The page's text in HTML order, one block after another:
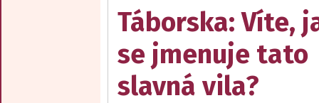
Táborska: Víte,
se jmenuje tato
slavná vila?